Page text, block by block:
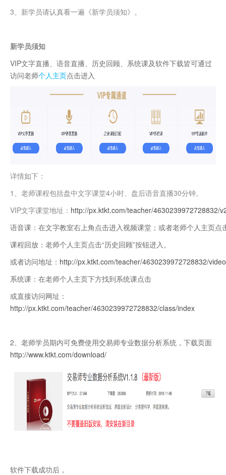
3、新学员请认真看一遍《新学员须知》。
新学员须知
VIP文字直播、语音直播、历史回顾、系统课及软件下载皆可通过
访问老师个人主页点击进入
详情如下：
1、老师课程包括盘中文字课堂4小时、盘后语音直播30分钟。
VIP文字课堂地址： http://px.ktkt.com/teacher/4630239972728832/
语音课：在文字教室右上角点击进入视频课堂；或者老师个人主页点
课程回放：老师个人主页点击“历史回顾”按钮进入。
或者访问地址： http://px.ktkt.com/teacher/4630239972728832/
系统课：在老师个人主页下方找到系统课点击
或直接访问网址：
http://px.ktkt.com/teacher/4630239972728832/class/index
2、老师学员期内可免费使用交易师专业数据分析系统，下载页面
http://www.ktkt.com/download/
软件下载成功后，